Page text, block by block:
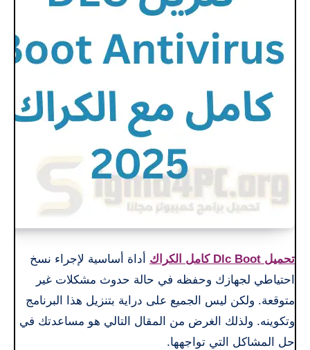
تحميل Dlc Boot كامل الكراك
أداة أساسية لإجراء نسخ
احتياطي لجهازك وحفظه في حالة حدوث مشكلات غير
متوقعة. ولكن ليس الجميع على دراية بتنزيل هذا البرنامج
وتكوينه. ولذلك الغرض من المقال التالي هو مساعدتك في
حل المشاكل التي تواجهها.